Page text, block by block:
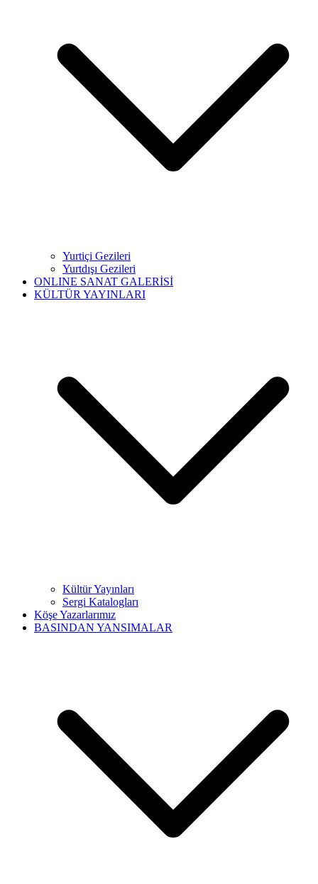
Yurtiçi Gezileri
Yurtdışı Gezileri
ONLINE SANAT GALERİSİ
KÜLTÜR YAYINLARI
Kültür Yayınları
Sergi Katalogları
Köşe Yazarlarımız
BASINDAN YANSIMALAR